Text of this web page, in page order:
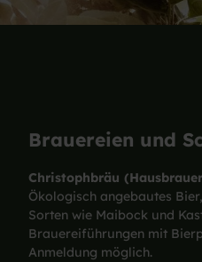
Brauereien und
Christophbräu
Ökologisch angebautes
Sorten wie Maibock und
Brauereiführungen mit
Anmeldung möglich.